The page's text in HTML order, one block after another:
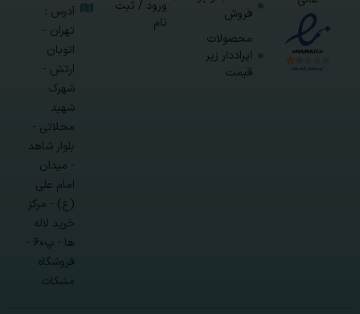
فروش
محصولات
ایراددار زیر
قیمت
ورود / ثبت
نام
آدرس :
تهران -
اتوبان
ارتش -
شهرک
شهید
محلاتی -
بلوار شاهد
- میدان
امام علی
(ع) - مرکز
خرید لاله
ها - پ۶۰ -
فروشگاه
مشکات